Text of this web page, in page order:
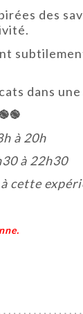
des
dans
à 20h
à 22h30
cette